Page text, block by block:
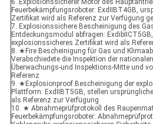
6. Explosionssicherer Motor des
Feuerbekämpfungsroboter: ExdIIBT4GB,
Zertifikat wird als Referenz zur Verfügung
7. Explosionssichere Bescheinigung des
Entdeckungsmodul abfragen:
explosionssicheres Zertifikat wird als
8. ★Fire Bescheinigung für Gas und
Verabschiedete die Inspektion der
Überwachungs-und Inspektions-Mitte und
Referenz
9. ★Explosionproof Bescheinigung der
Plattform: ExdIIBT5GB, stellen
als Referenz zur Verfügung
10. ★ Abnahmeprüfprotokoll des
Feuerbekämpfungsroboter: